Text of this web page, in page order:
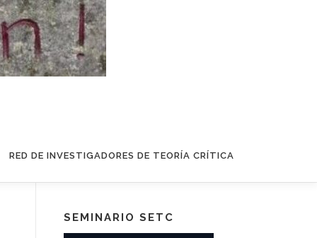
RED DE INVESTIGADORES DE TEORÍA CRÍTICA
SEMINARIO SETC